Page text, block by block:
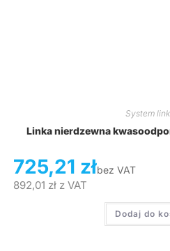
System
Linka nierdzewna
725,21 złbez VAT
892,01 złz VAT
Dodaj do